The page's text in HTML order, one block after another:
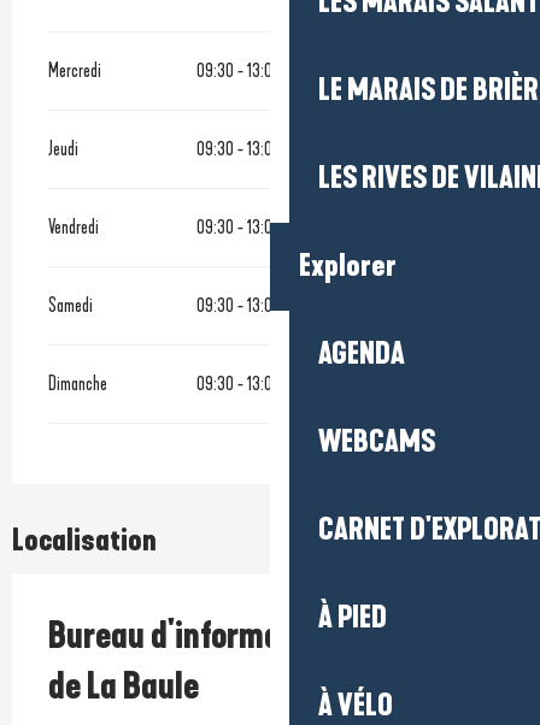
LE MARAIS DE
LES RIVES DE
Explorer
AGENDA
WEBCAMS
CARNET
À PIED
À VÉLO
Mercredi 09:30 - 13:00
Jeudi 09:30 - 13:00
Vendredi 09:30 - 13:00
Samedi 09:30 - 13:00
Dimanche 09:30 - 13:00
Localisation
Bureau d'information touristique
de La Baule